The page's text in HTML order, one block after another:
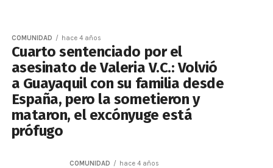
COMUNIDAD hace 4 años
Cuarto sentenciado por el
asesinato de Valeria V.C.: Volvió
a Guayaquil con su familia desde
España, pero la sometieron y
mataron, el excónyuge está
prófugo
COMUNIDAD hace 4 años